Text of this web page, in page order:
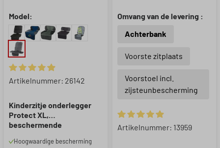
Model:
Gemiddelde waardering van 4.9 van 5 sterren
Artikelnummer: 26142
Kinderzitje onderlegger
Protect XL,
beschermende
zwart
Hoogwaardige bescherming
Omvang van de levering :
Achterbank
Voorste zitplaats
Voorstoel incl.
zijsteunbescherming
Gemiddelde waardering van
Artikelnummer: 13959